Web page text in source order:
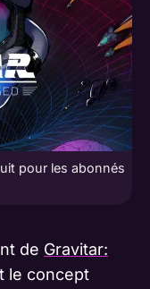
pour les abonnés
de Gravitar:
le concept